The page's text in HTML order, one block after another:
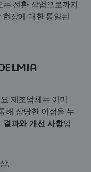
전환 작업으로까지
장에 대한 통일된
제조업체는 이미
해 상당한 이점을 누
결과와 개선 사항입